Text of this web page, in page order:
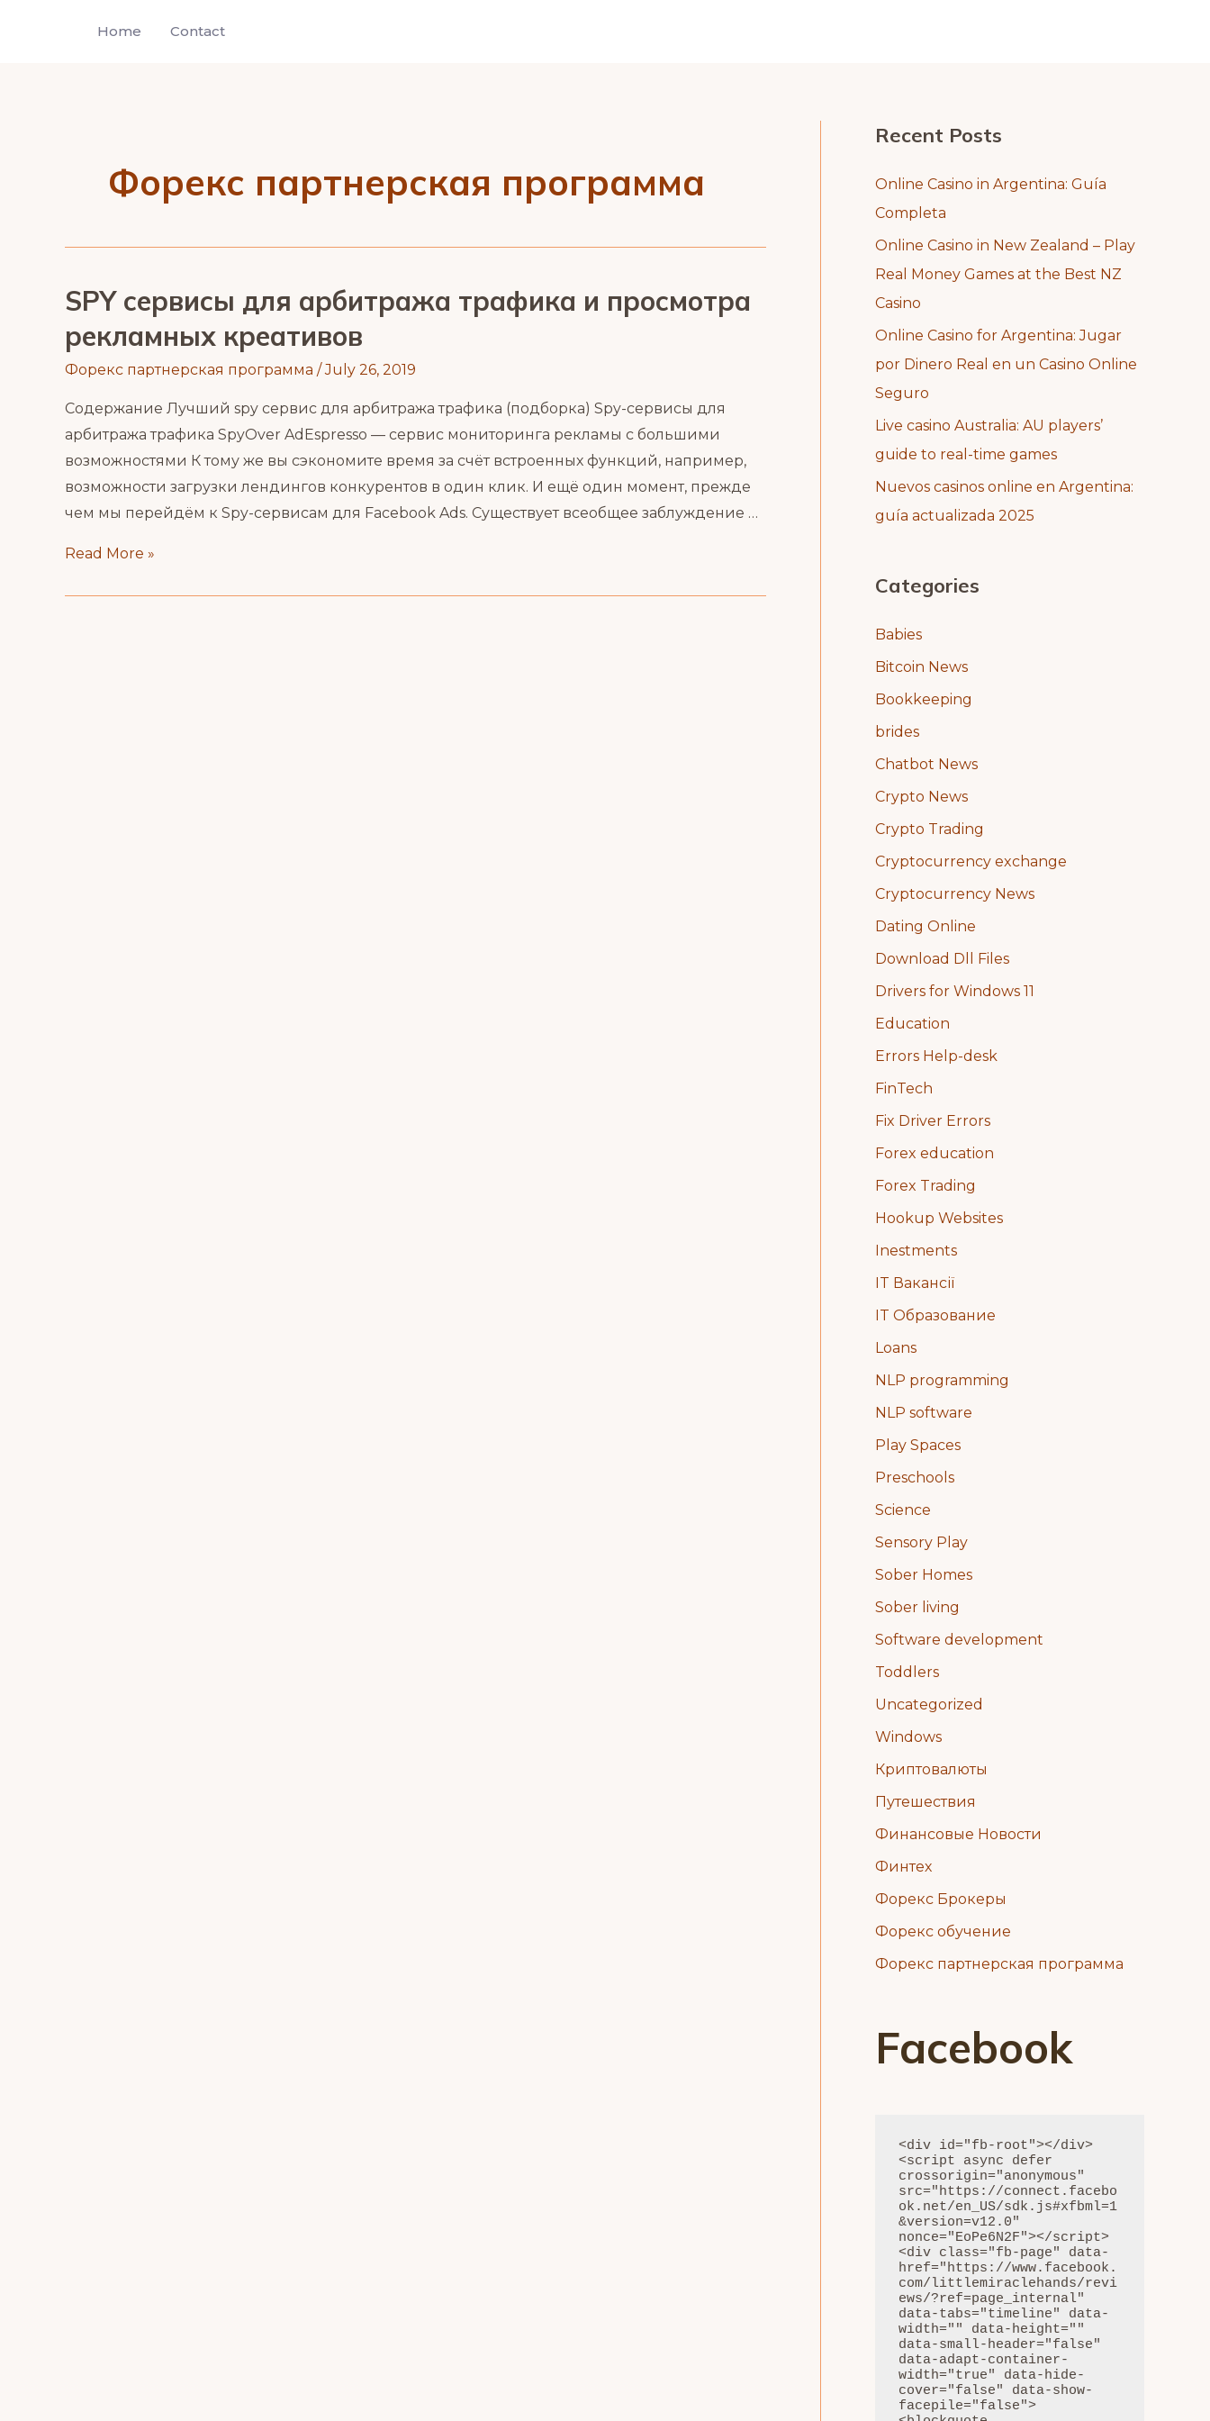
Home Contact
Форекс партнерская программа
SPY сервисы для арбитража трафика и просмотра
рекламных креативов
Форекс партнерская программа /July 26, 2019
Содержание Лучший spy сервис для арбитража трафика (подборка) Spy-сервисы для
арбитража трафика SpyOver AdEspresso — сервис мониторинга рекламы с большими
возможностями К тому же вы сэкономите время за счёт встроенных функций, например,
возможности загрузки лендингов конкурентов в один клик. И ещё один момент, прежде
чем мы перейдём к Spy-сервисам для Facebook Ads. Существует всеобщее заблуждение …
SPY
Read More »
Recent Posts
Online Casino in Argentina: Guía
Completa
Online Casino in New Zealand – Play
Real Money Games at the Best NZ
Casino
Online Casino for Argentina: Jugar
por Dinero Real en un Casino Online
Seguro
Live casino Australia: AU players’
guide to real-time games
Nuevos casinos online en Argentina:
guía actualizada 2025
Categories
Babies
Bitcoin News
Bookkeeping
brides
Chatbot News
Crypto News
Crypto Trading
Cryptocurrency exchange
Cryptocurrency News
Dating Online
Download Dll Files
Drivers for Windows 11
Education
Errors Help-desk
FinTech
Fix Driver Errors
Forex education
Forex Trading
Hookup Websites
Inestments
IT Вакансії
IT Образование
Loans
NLP programming
NLP software
Play Spaces
Preschools
Science
Sensory Play
Sober Homes
Sober living
Software development
Toddlers
Uncategorized
Windows
Криптовалюты
Путешествия
Финансовые Новости
Финтех
Форекс Брокеры
Форекс обучение
Форекс партнерская программа
Facebook
<div id="fb-root"></div>
<script async defer
crossorigin="anonymous"
src="https://connect.facebo
ok.net/en_US/sdk.js#xfbml=1
&version=v12.0"
nonce="EoPe6N2F"></script>
<div class="fb-page" data-
href="https://www.facebook.
com/littlemiraclehands/revi
ews/?ref=page_internal"
data-tabs="timeline" data-
width="" data-height=""
data-small-header="false"
data-adapt-container-
width="true" data-hide-
cover="false" data-show-
facepile="false">